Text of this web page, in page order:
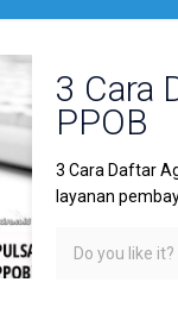
3 Cara
PPOB
3 Cara Daftar
layanan
Do you like it?